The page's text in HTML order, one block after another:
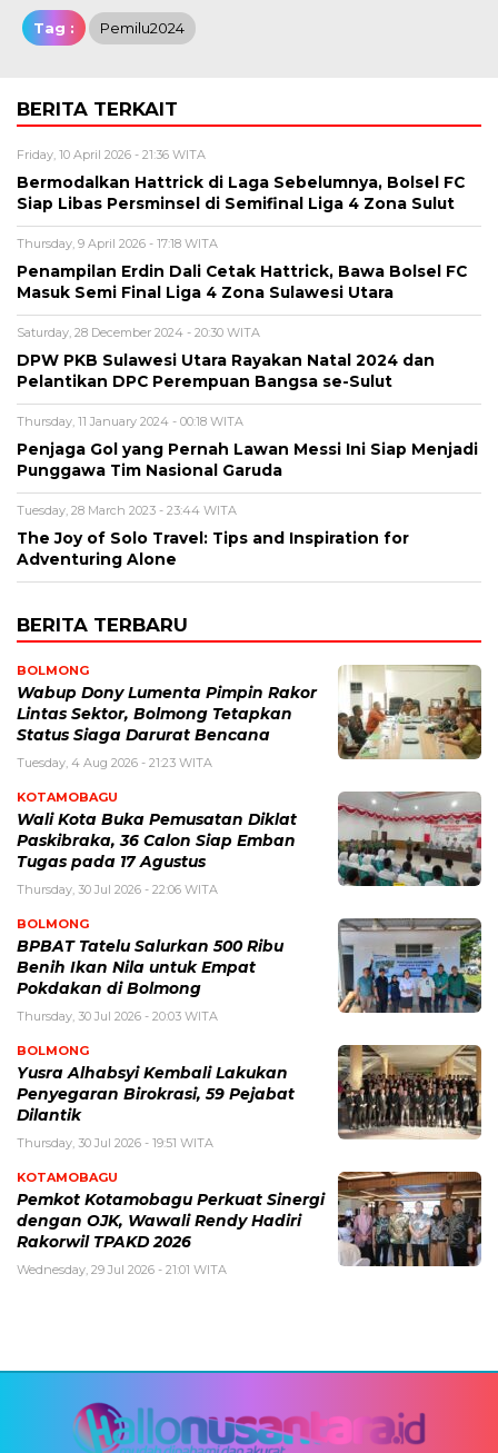
Tag : Pemilu2024
BERITA TERKAIT
Friday, 10 April 2026 - 21:36 WITA
Bermodalkan Hattrick di Laga Sebelumnya, Bolsel FC
Siap Libas Persminsel di Semifinal Liga 4 Zona Sulut
Thursday, 9 April 2026 - 17:18 WITA
Penampilan Erdin Dali Cetak Hattrick, Bawa Bolsel FC
Masuk Semi Final Liga 4 Zona Sulawesi Utara
Saturday, 28 December 2024 - 20:30 WITA
DPW PKB Sulawesi Utara Rayakan Natal 2024 dan
Pelantikan DPC Perempuan Bangsa se-Sulut
Thursday, 11 January 2024 - 00:18 WITA
Penjaga Gol yang Pernah Lawan Messi Ini Siap Menjadi
Punggawa Tim Nasional Garuda
Tuesday, 28 March 2023 - 23:44 WITA
The Joy of Solo Travel: Tips and Inspiration for
Adventuring Alone
BERITA TERBARU
BOLMONG
Wabup Dony Lumenta Pimpin Rakor
Lintas Sektor, Bolmong Tetapkan
Status Siaga Darurat Bencana
Tuesday, 4 Aug 2026 - 21:23 WITA
KOTAMOBAGU
Wali Kota Buka Pemusatan Diklat
Paskibraka, 36 Calon Siap Emban
Tugas pada 17 Agustus
Thursday, 30 Jul 2026 - 22:06 WITA
BOLMONG
BPBAT Tatelu Salurkan 500 Ribu
Benih Ikan Nila untuk Empat
Pokdakan di Bolmong
Thursday, 30 Jul 2026 - 20:03 WITA
BOLMONG
Yusra Alhabsyi Kembali Lakukan
Penyegaran Birokrasi, 59 Pejabat
Dilantik
Thursday, 30 Jul 2026 - 19:51 WITA
KOTAMOBAGU
Pemkot Kotamobagu Perkuat Sinergi
dengan OJK, Wawali Rendy Hadiri
Rakorwil TPAKD 2026
Wednesday, 29 Jul 2026 - 21:01 WITA